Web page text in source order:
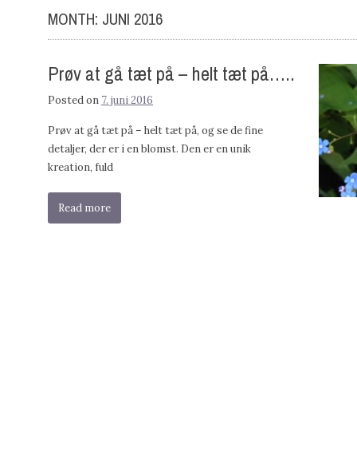
MONTH: JUNI 2016
Prøv at gå tæt på – helt tæt på…..
Posted on 7. juni 2016
Prøv at gå tæt på – helt tæt på, og se de fine
detaljer, der er i en blomst. Den er en unik
kreation, fuld
Read more